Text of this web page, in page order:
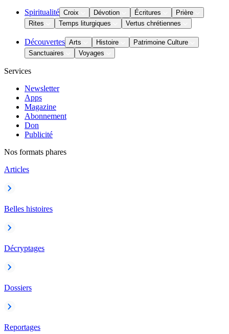
Spiritualité Croix Dévotion Écritures
Prière
Rites
Temps liturgiques Vertus chrétiennes
Découvertes Arts Histoire
Patrimoine Culture
Sanctuaires
Voyages
Services
Newsletter
Apps
Magazine
Abonnement
Don
Publicité
Nos formats phares
Articles
Belles histoires
Décryptages
Dossiers
Reportages